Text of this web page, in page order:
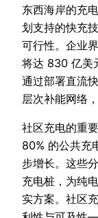
东西海岸的充
划支持的快充
可行性。企业
将达 830 亿美
通过部署直流
层次补能网络
社区充电的重
80% 的公共充
步增长。这些
充电桩，为纯
实方案。社区